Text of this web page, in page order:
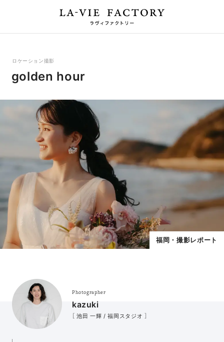
ロケーション撮影
golden hour
福岡・撮影レポート
Photographer
kazuki
［ 池田 一輝 / 福岡スタジオ ］